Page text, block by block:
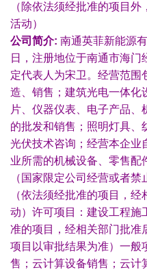
（除依法须经批准的项目
活动）
公司简介: 南通英菲新能源
日，注册地位于南通市海
定代表人为宋卫。经营范围
造、销售；建筑光电一体化
片、仪器仪表、电子产品
的批发和销售；照明灯具、
光伏技术咨询；经营本企业
业所需的机械设备、零售配
（国家限定公司经营或者禁
（依法须经批准的项目，
动）许可项目：建设工程施
准的项目，经相关部门批准
项目以审批结果为准）一般
售；云计算设备销售；云计